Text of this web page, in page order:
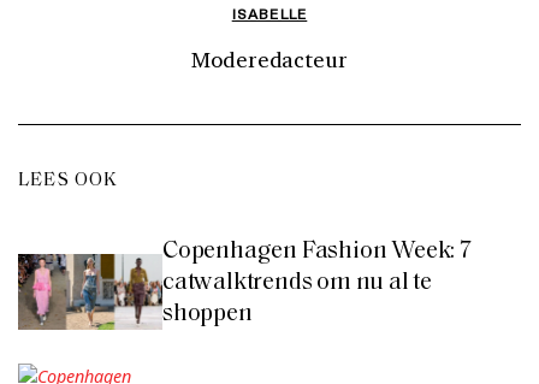
ISABELLE
Moderedacteur
LEES OOK
Copenhagen Fashion Week: 7
catwalktrends om nu al te
shoppen